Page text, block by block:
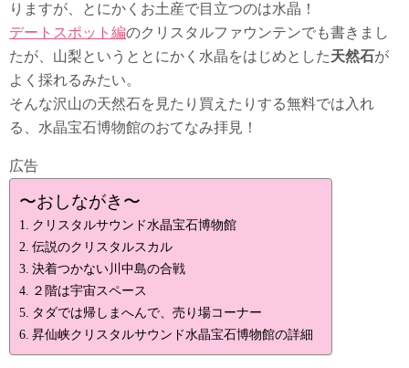
りますが、とにかくお土産で目立つのは水晶！
デートスポット編のクリスタルファウンテンでも書きまし
たが、山梨というととにかく水晶をはじめとした天然石が
よく採れるみたい。
そんな沢山の天然石を見たり買えたりする無料では入れ
る、水晶宝石博物館のおてなみ拝見！
広告
〜おしながき〜
クリスタルサウンド水晶宝石博物館
伝説のクリスタルスカル
決着つかない川中島の合戦
２階は宇宙スペース
タダでは帰しまへんで、売り場コーナー
昇仙峡クリスタルサウンド水晶宝石博物館の詳細